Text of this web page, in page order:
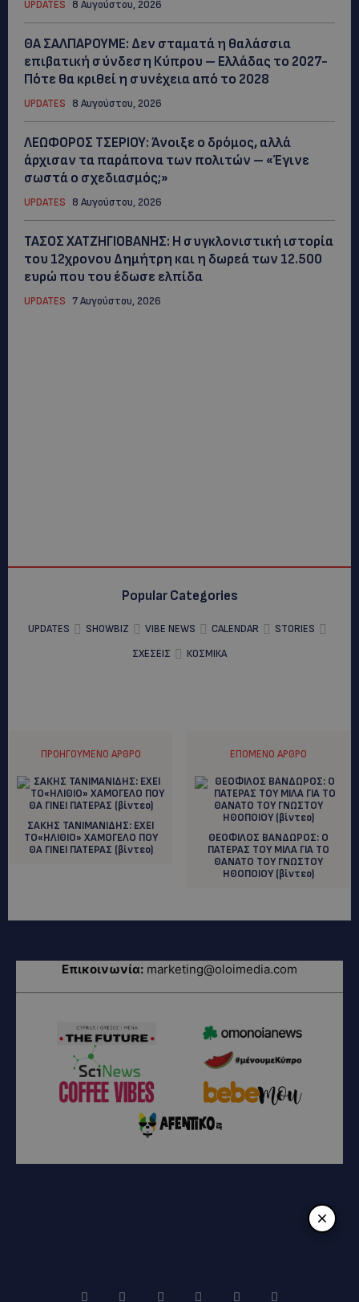
UPDATES 8 Αυγούστου, 2026
ΘΑ ΣΑΛΠΑΡΟΥΜΕ: Δεν σταματά η θαλάσσια
επιβατική σύνδεση Κύπρου – Ελλάδας το 2027-
Πότε θα κριθεί η συνέχεια από το 2028
UPDATES 8 Αυγούστου, 2026
ΛΕΩΦΟΡΟΣ ΤΣΕΡΙΟΥ: Άνοιξε ο δρόμος, αλλά
άρχισαν τα παράπονα των πολιτών – «Έγινε
σωστά ο σχεδιασμός;»
UPDATES 8 Αυγούστου, 2026
ΤΑΣΟΣ ΧΑΤΖΗΓΙΟΒΑΝΗΣ: Η συγκλονιστική ιστορία
του 12χρονου Δημήτρη και η δωρεά των 12.500
ευρώ που του έδωσε ελπίδα
UPDATES 7 Αυγούστου, 2026
Popular Categories
UPDATES SHOWBIZ VIBE NEWS CALENDAR
STORIES
ΣΧΕΣΕΙΣ
ΚΟΣΜΙΚΑ
ΠΡΟΗΓΟΎΜΕΝΟ ΆΡΘΡΟ
ΣΑΚΗΣ ΤΑΝΙΜΑΝΙΔΗΣ: ΕΧΕΙ
ΤΟ«ΗΛΙΘΙΟ» ΧΑΜΟΓΕΛΟ ΠΟΥ
ΘΑ ΓΙΝΕΙ ΠΑΤΕΡΑΣ (βίντεο)
ΕΠΌΜΕΝΟ ΆΡΘΡΟ
ΘΕΟΦΙΛΟΣ ΒΑΝΔΩΡΟΣ: O
ΠΑΤΕΡΑΣ ΤΟΥ ΜΙΛΑ ΓΙΑ ΤΟ
ΘΑΝΑΤΟ ΤΟΥ ΓΝΩΣΤΟΥ
ΗΘΟΠΟΙΟΥ (βίντεο)
Επικοινωνία: marketing@oloimedia.com